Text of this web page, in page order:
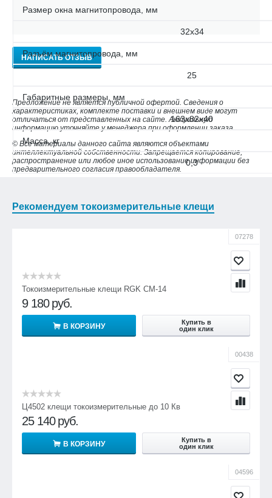
Размер окна магнитопровода, мм
32х34
Разъём магнитопровода, мм
25
Габаритные размеры, мм
163х82х40
Масса, кг
0,3
НАПИСАТЬ ОТЗЫВ
Предложение не является публичной офертой. Сведения о
характеристиках, комплекте поставки и внешнем виде могут
отличаться от представленных на сайте. Актуальную
информацию уточняйте у менеджера при оформлении заказа.
© Все материалы данного сайта являются объектами
интеллектуальной собственности. Запрещается копирование,
распространение или любое иное использование информации без
предварительного согласия правообладателя.
Рекомендуем токоизмерительные клещи
07278
Токоизмерительные клещи RGK CM-14
9 180 руб.
В КОРЗИНУ
Купить в
один клик
00438
Ц4502 клещи токоизмерительные до 10 Кв
25 140 руб.
В КОРЗИНУ
Купить в
один клик
04596